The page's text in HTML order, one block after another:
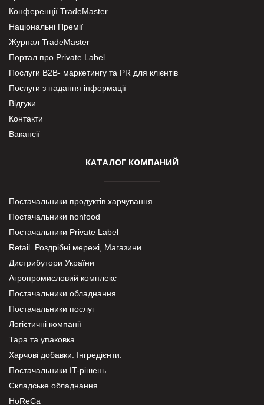
Конференції TradeMaster
Національні Премії
Журнал TradeMaster
Портал про Private Label
Послуги В2В- маркетингу та PR для клієнтів
Послуги з надання інформації
Відгуки
Контакти
Вакансії
КАТАЛОГ КОМПАНИЙ
Постачальники продуктів харчування
Постачальники nonfood
Постачальники Private Label
Retail. Роздрібні мережі, Магазини
Дистрибутори України
Агропромисловий комплекс
Постачальники обладнання
Постачальники послуг
Логістичні компанії
Тара та упаковка
Харчові добавки. Інгредієнти.
Постачальники IT-рішень
Складське обладнання
HoReCa